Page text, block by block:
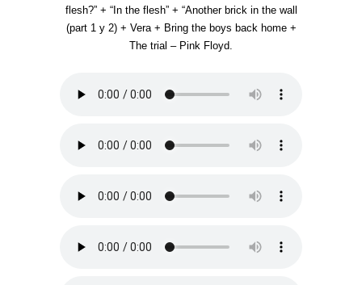
flesh?” + “In the flesh” + “Another brick in the wall
(part 1 y 2) + Vera + Bring the boys back home +
The trial – Pink Floyd.